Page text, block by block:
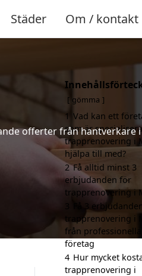
Städer Om / kontakt
offerter från hantverkare i
gömma
1 Vad kan ett
som är
trapprenovering i
hjälpa till med?
2 Få alltid minst 3
erbjudanden för
trapprenovering i
3
Få 3
trapprenovering i
från professionella
företag
4 Hur mycket
trapprenovering i